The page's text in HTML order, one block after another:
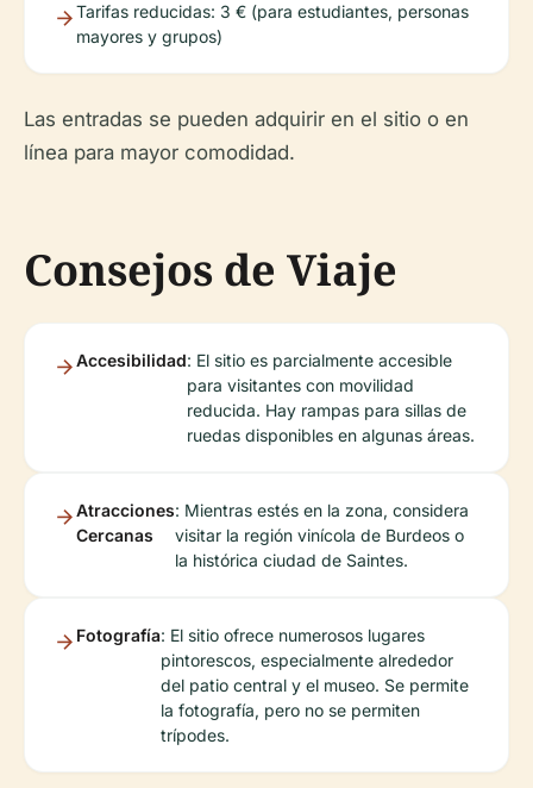
Tarifas reducidas: 3 € (para estudiantes, personas
mayores y grupos)
Las entradas se pueden adquirir en el sitio o en
línea para mayor comodidad.
Consejos de Viaje
Accesibilidad: El sitio es parcialmente accesible
para visitantes con movilidad
reducida. Hay rampas para sillas de
ruedas disponibles en algunas áreas.
Atracciones
Cercanas
: Mientras estés en la zona, considera
visitar la región vinícola de Burdeos o
la histórica ciudad de Saintes.
Fotografía: El sitio ofrece numerosos lugares
pintorescos, especialmente alrededor
del patio central y el museo. Se permite
la fotografía, pero no se permiten
trípodes.